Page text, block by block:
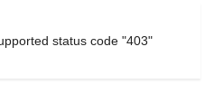
status code "403"